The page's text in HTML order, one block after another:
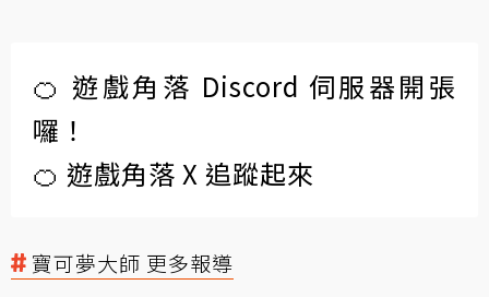
🍊 遊戲角落 Discord 伺服器開張
囉！
🍊 遊戲角落 X 追蹤起來
寶可夢大師 更多報導